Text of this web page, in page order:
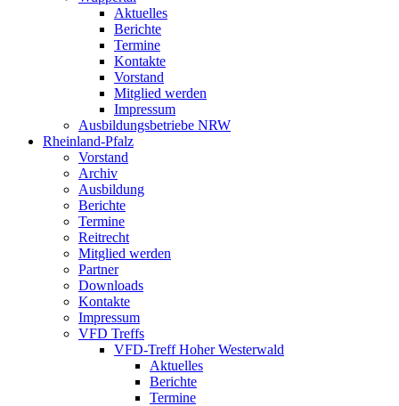
Aktuelles
Berichte
Termine
Kontakte
Vorstand
Mitglied werden
Impressum
Ausbildungsbetriebe NRW
Rheinland-Pfalz
Vorstand
Archiv
Ausbildung
Berichte
Termine
Reitrecht
Mitglied werden
Partner
Downloads
Kontakte
Impressum
VFD Treffs
VFD-Treff Hoher Westerwald
Aktuelles
Berichte
Termine